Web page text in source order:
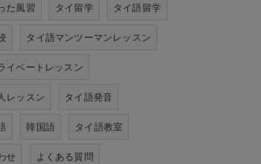
た風習 タイ留学 タイ語留学
タイ語マンツーマンレッスン
イベートレッスン
レッスン タイ語発音
韓国語 タイ語教室
せ よくある質問